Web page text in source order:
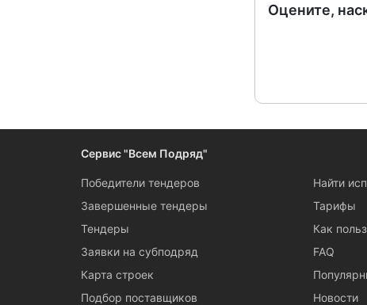
Оцените,
Сервис "Всем Подряд"
Победители тендеров
Завершенные тендеры
Тендеры
Заявки на субподряд
Карта строек
Подбор поставщиков
Найти
Тарифы
Как
FAQ
Новости